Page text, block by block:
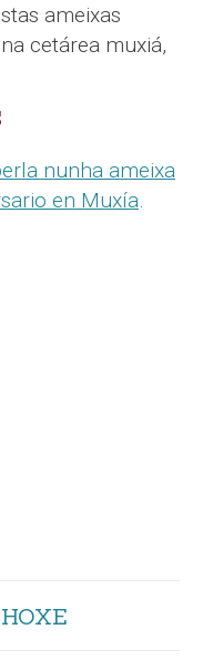
ameixas
cetárea muxiá,
nunha ameixa
en Muxía.